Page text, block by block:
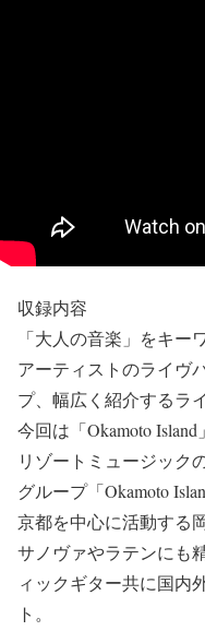
収録内容
「大人の音楽」をキー
アーティストのライヴ
プ、幅広く紹介するラ
今回は「Okamoto
リゾートミュージック
グループ「Okamoto
京都を中心に活動する
サノヴァやラテンにも
ィックギター共に国内
ト。